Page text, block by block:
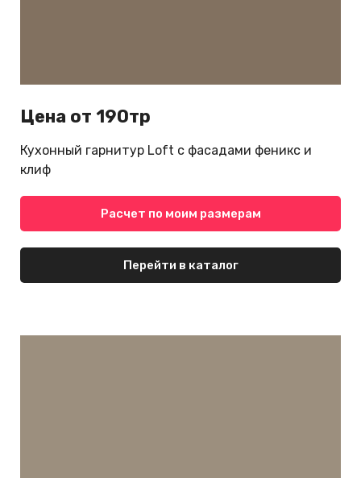
Цена от 190тр
Кухонный гарнитур Loft с фасадами феникс и
клиф
Расчет по моим размерам
Перейти в каталог